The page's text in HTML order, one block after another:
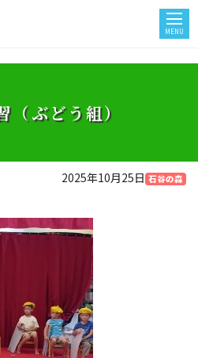
MENU
（ぶどう組）
2025年10月25日 石谷の森